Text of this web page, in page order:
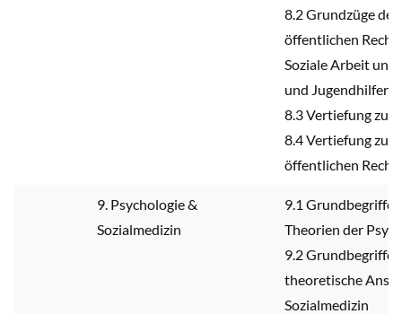
8.2 Grundzüge des
öffentlichen
Soziale Arbeit und
und
8.3 Vertiefung
8.4 Vertiefung zum
öffentlichen Recht
9. Psychologie &
Sozialmedizin
9.1 Grundbegriffe
Theorien der
9.2 Grundbegriffe
theoretische
Sozialmedizin